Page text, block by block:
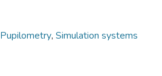
Pupilometry, Simulation systems